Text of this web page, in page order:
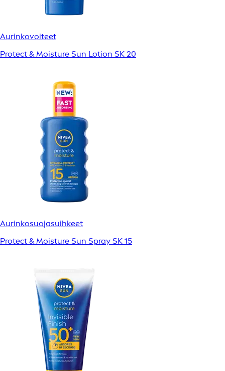
Aurinkovoiteet
Protect & Moisture Sun Lotion SK 20
Aurinkosuojasuihkeet
Protect & Moisture Sun Spray SK 15